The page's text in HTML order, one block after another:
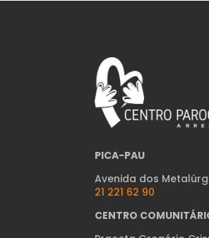
PICA-PAU
Avenida dos
21 221 62 90
CENTRO